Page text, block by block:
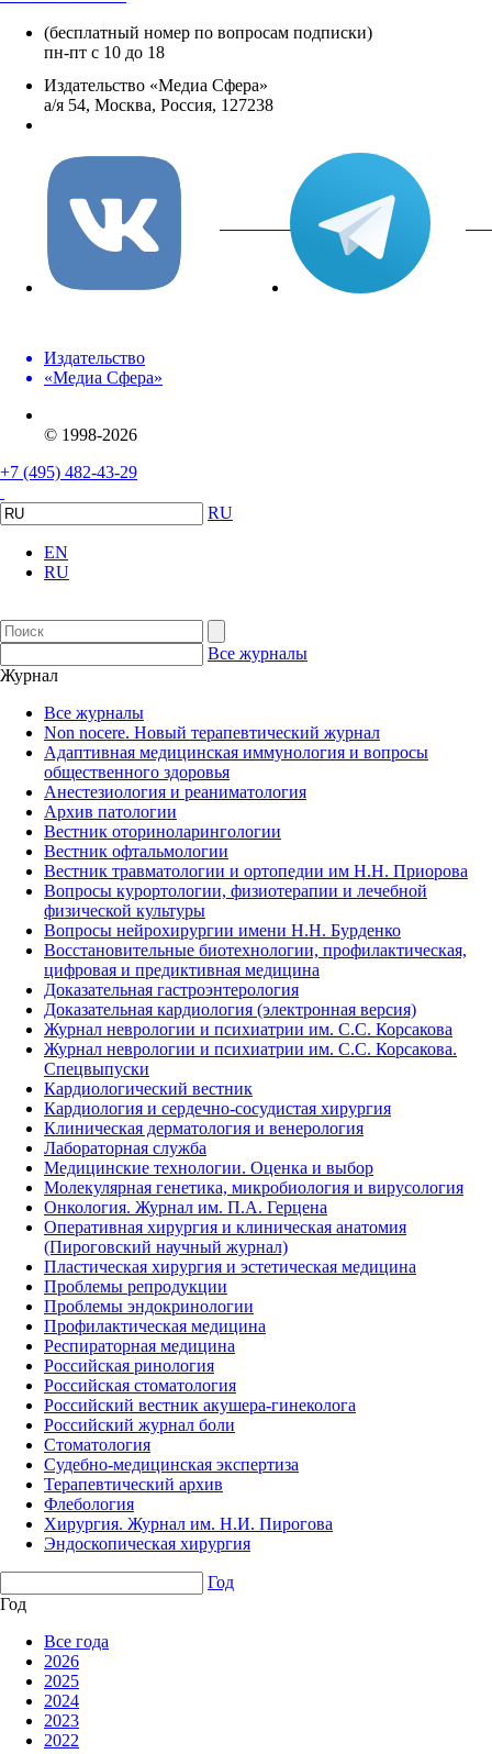
(бесплатный номер по вопросам подписки)
пн-пт с 10 до 18
Издательство «Медиа Сфера»
а/я 54, Москва, Россия, 127238
вКонтакте
Издательство
«Медиа Сфера»
© 1998-2026
+7 (495) 482-43-29
RU
EN
RU
Все журналы
Журнал
Все журналы
Non nocere. Новый терапевтический журнал
Адаптивная медицинская иммунология и вопросы
общественного здоровья
Анестезиология и реаниматология
Архив патологии
Вестник оториноларингологии
Вестник офтальмологии
Вестник травматологии и ортопедии им Н.Н. Приорова
Вопросы курортологии, физиотерапии и лечебной
физической культуры
Вопросы нейрохирургии имени Н.Н. Бурденко
Восстановительные биотехнологии, профилактическая,
цифровая и предиктивная медицина
Доказательная гастроэнтерология
Доказательная кардиология (электронная версия)
Журнал неврологии и психиатрии им. С.С. Корсакова
Журнал неврологии и психиатрии им. С.С. Корсакова.
Спецвыпуски
Кардиологический вестник
Кардиология и сердечно-сосудистая хирургия
Клиническая дерматология и венерология
Лабораторная служба
Медицинские технологии. Оценка и выбор
Молекулярная генетика, микробиология и вирусология
Онкология. Журнал им. П.А. Герцена
Оперативная хирургия и клиническая анатомия
(Пироговский научный журнал)
Пластическая хирургия и эстетическая медицина
Проблемы репродукции
Проблемы эндокринологии
Профилактическая медицина
Респираторная медицина
Российская ринология
Российская стоматология
Российский вестник акушера-гинеколога
Российский журнал боли
Стоматология
Судебно-медицинская экспертиза
Терапевтический архив
Флебология
Хирургия. Журнал им. Н.И. Пирогова
Эндоскопическая хирургия
Год
Год
Все года
2026
2025
2024
2023
2022